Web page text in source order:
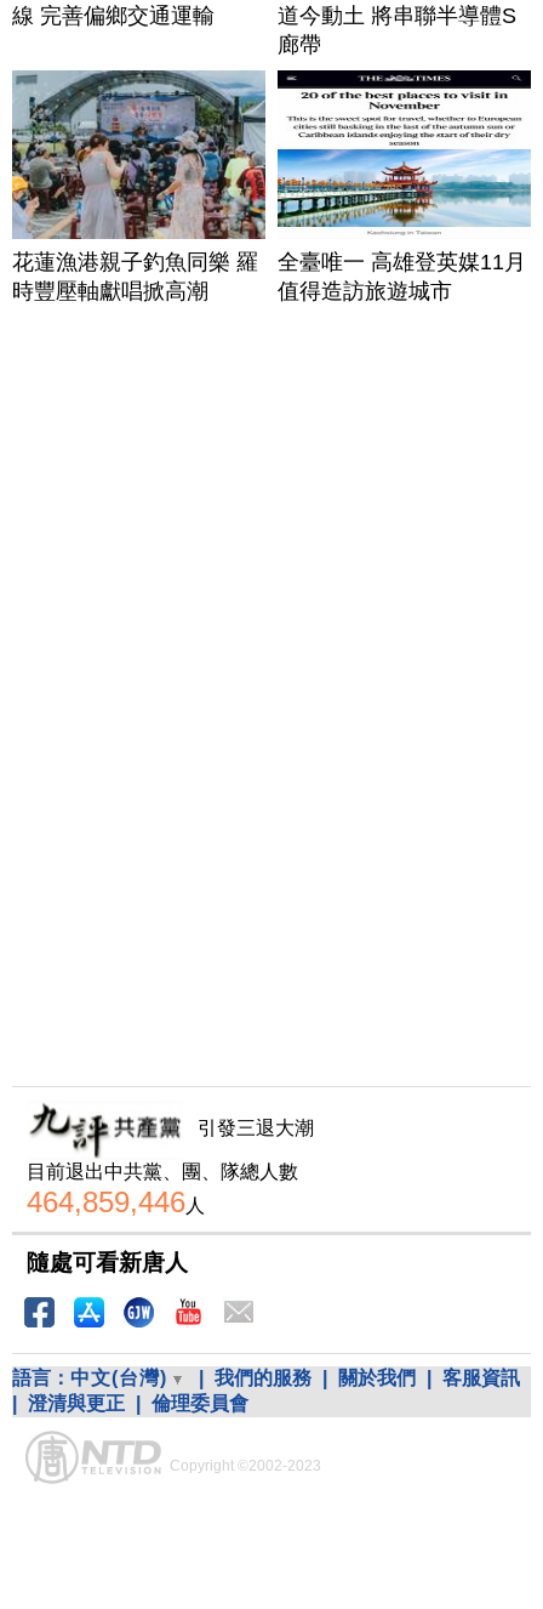
線 完善偏鄉交通運輸
道今動土 將串聯半導體S
廊帶
花蓮漁港親子釣魚同樂 羅
時豐壓軸獻唱掀高潮
全臺唯一 高雄登英媒11月
值得造訪旅遊城市
引發三退大潮
目前退出中共黨、團、隊總人數
464,859,446人
隨處可看新唐人
語言： 中文(台灣) 我們的服務 關於我們
客服資訊
澄清與更正 倫理委員會
Copyright ©2002-2023